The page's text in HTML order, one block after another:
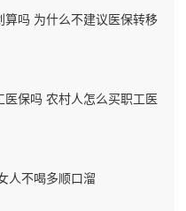
算吗 为什么不建议医保转移
医保吗 农村人怎么买职工医
人不喝多顺口溜